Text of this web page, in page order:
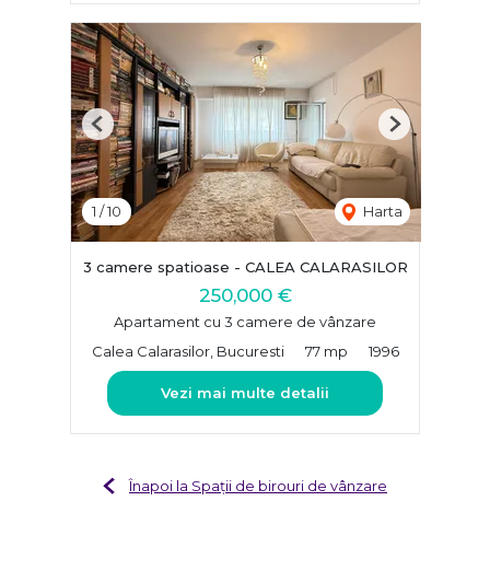
1 /10 Harta
Previous Next
3 camere spatioase - CALEA CALARASILOR
250,000 €
Apartament cu 3 camere de vânzare
Calea Calarasilor, Bucuresti
77 mp 1996
Vezi mai multe detalii
Înapoi la Spații de birouri de vânzare